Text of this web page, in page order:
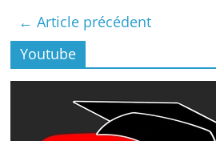
← Article précédent
Youtube